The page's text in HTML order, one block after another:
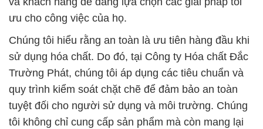
ưu cho công việc của họ.
Chúng tôi hiểu rằng an toàn là ưu tiên hàng đầu khi
sử dụng hóa chất. Do đó, tại Công ty Hóa chất Đắc
Trường Phát, chúng tôi áp dụng các tiêu chuẩn và
quy trình kiểm soát chặt chẽ để đảm bảo an toàn
tuyệt đối cho người sử dụng và môi trường. Chúng
tôi không chỉ cung cấp sản phẩm mà còn mang lại